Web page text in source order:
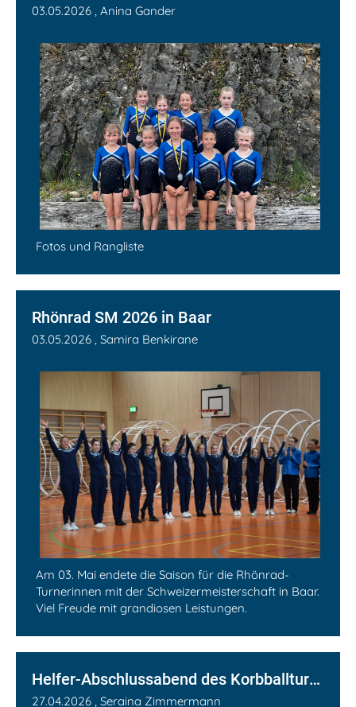
03.05.2026 , Anina Gander
Fotos und Rangliste
Rhönrad SM 2026 in Baar
03.05.2026 , Samira Benkirane
Am 03. Mai endete die Saison für die Rhönrad-
Turnerinnen mit der Schweizermeisterschaft in Baar.
Viel Freude mit grandiosen Leistungen.
Helfer-Abschlussabend des Korbballturniers 2025
27.04.2026 , Seraina Zimmermann